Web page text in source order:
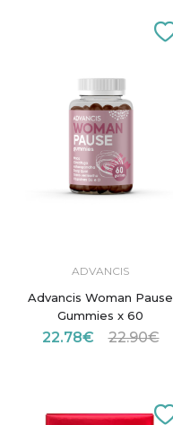
ADVANCIS
Advancis Woman Pause
Gummies x 60
22.78€ 22.90€